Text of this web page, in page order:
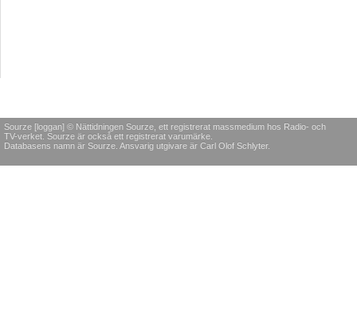
Sourze [loggan] © Nättidningen Sourze, ett registrerat massmedium hos Radio- och
TV-verket. Sourze är också ett registrerat varumärke.
Databasens namn är Sourze. Ansvarig utgivare är Carl Olof Schlyter.